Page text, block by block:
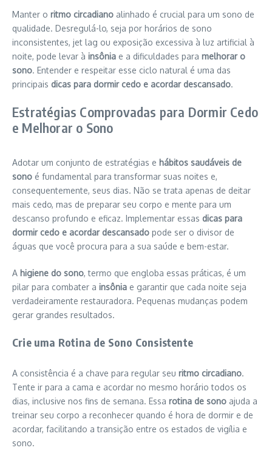
Manter o ritmo circadiano alinhado é crucial para um sono de
qualidade. Desregulá-lo, seja por horários de sono
inconsistentes, jet lag ou exposição excessiva à luz artificial à
noite, pode levar à insônia e a dificuldades para melhorar o
sono. Entender e respeitar esse ciclo natural é uma das
principais dicas para dormir cedo e acordar descansado.
Estratégias Comprovadas para Dormir Cedo
e Melhorar o Sono
Adotar um conjunto de estratégias e hábitos saudáveis de
sono é fundamental para transformar suas noites e,
consequentemente, seus dias. Não se trata apenas de deitar
mais cedo, mas de preparar seu corpo e mente para um
descanso profundo e eficaz. Implementar essas dicas para
dormir cedo e acordar descansado pode ser o divisor de
águas que você procura para a sua saúde e bem-estar.
A higiene do sono, termo que engloba essas práticas, é um
pilar para combater a insônia e garantir que cada noite seja
verdadeiramente restauradora. Pequenas mudanças podem
gerar grandes resultados.
Crie uma Rotina de Sono Consistente
A consistência é a chave para regular seu ritmo circadiano.
Tente ir para a cama e acordar no mesmo horário todos os
dias, inclusive nos fins de semana. Essa rotina de sono ajuda a
treinar seu corpo a reconhecer quando é hora de dormir e de
acordar, facilitando a transição entre os estados de vigília e
sono.